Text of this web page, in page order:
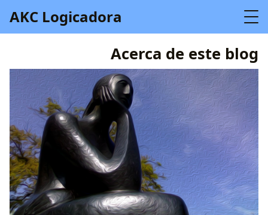
AKC Logicadora
Acerca de este blog